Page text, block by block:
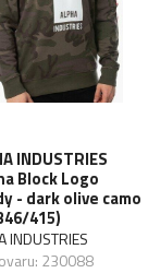
INDUSTRIES
Block Logo
- dark olive camo
415)
INDUSTRIES
230088